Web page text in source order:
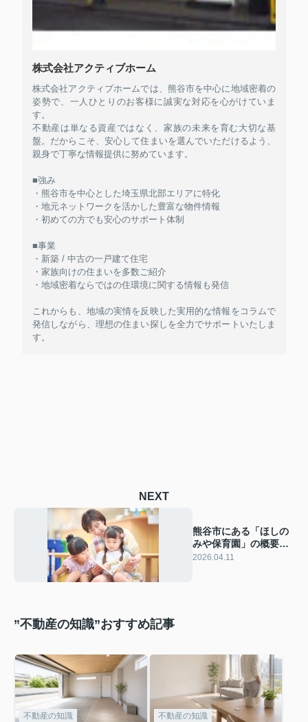
株式会社アクティブホーム
株式会社アクティブホームでは、熊谷市を中心に地域密着の
姿勢で、一人ひとりのお客様に誠実な対応を心がけていま
す。
不動産は単なる資産ではなく、家族の未来を育む大切な基
盤。だからこそ、安心して住まいを選んでいただけるよう、
親身で丁寧な情報提供に努めています。
■強み
・熊谷市を中心とした埼玉県北部エリアに特化
・地元ネットワークを活かした豊富な物件情報
・初めての方でも安心のサポート体制
■事業
・新築 / 中古の一戸建て住宅
・家族向けの住まいを多数ご紹介
・地域密着ならではの住環境に関する情報も発信
これからも、地域の実情を反映した実用的な情報をコラムで
発信しながら、理想の住まい探しを全力でサポートいたしま
す。
NEXT
熊谷市にある「ほしの
みや保育園」の概要！
特徴もご紹介
2026.04.11
”不動産の知識”おすすめ記事
不動産の知識 不動産の知識